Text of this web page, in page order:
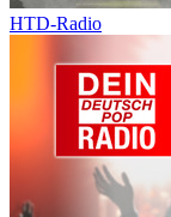
HTD-Radio